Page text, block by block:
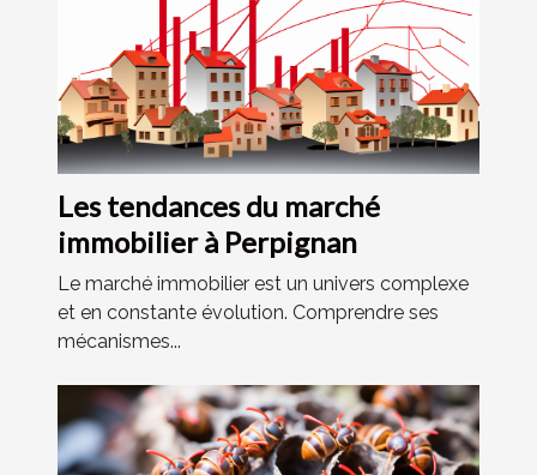
Les tendances du marché
immobilier à Perpignan
Le marché immobilier est un univers complexe
et en constante évolution. Comprendre ses
mécanismes...